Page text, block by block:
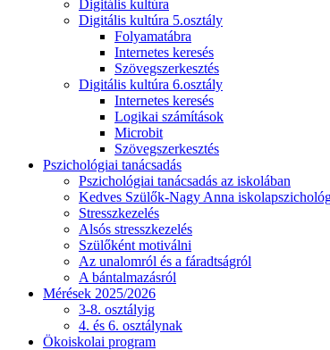
Digitális kultúra
Digitális kultúra 5.osztály
Folyamatábra
Internetes keresés
Szövegszerkesztés
Digitális kultúra 6.osztály
Internetes keresés
Logikai számítások
Microbit
Szövegszerkesztés
Pszichológiai tanácsadás
Pszichológiai tanácsadás az iskolában
Kedves Szülők-Nagy Anna
Stresszkezelés
Alsós stresszkezelés
Szülőként motiválni
Az unalomról és a fáradtságról
A bántalmazásról
Mérések 2025/2026
3-8. osztályig
4. és 6. osztálynak
Ökoiskolai program